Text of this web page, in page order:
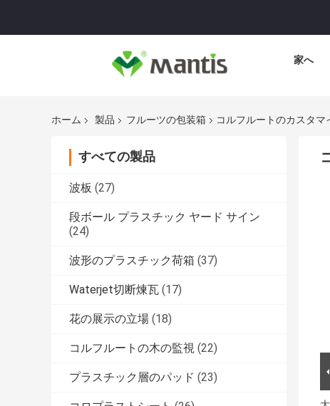
家へ
ホーム 製品 フルーツの包装箱 コルフルートのカスタ
すべての製品
波板 (27)
段ボール プラスチック ヤード サイン
(24)
波形のプラスチック荷箱 (37)
Waterjet切断煉瓦 (17)
花の展示の立場 (18)
コルフルートの木の監視 (22)
プラスチック層のパッド (23)